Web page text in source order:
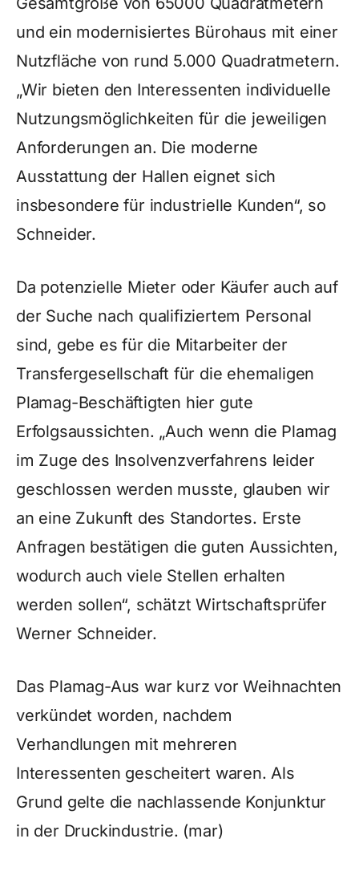
und ein modernisiertes Bürohaus mit einer
Nutzfläche von rund 5.000 Quadratmetern.
„Wir bieten den Interessenten individuelle
Nutzungsmöglichkeiten für die jeweiligen
Anforderungen an. Die moderne
Ausstattung der Hallen eignet sich
insbesondere für industrielle Kunden“, so
Schneider.
Da potenzielle Mieter oder Käufer auch auf
der Suche nach qualifiziertem Personal
sind, gebe es für die Mitarbeiter der
Transfergesellschaft für die ehemaligen
Plamag-Beschäftigten hier gute
Erfolgsaussichten. „Auch wenn die Plamag
im Zuge des Insolvenzverfahrens leider
geschlossen werden musste, glauben wir
an eine Zukunft des Standortes. Erste
Anfragen bestätigen die guten Aussichten,
wodurch auch viele Stellen erhalten
werden sollen“, schätzt Wirtschaftsprüfer
Werner Schneider.
Das Plamag-Aus war kurz vor Weihnachten
verkündet worden, nachdem
Verhandlungen mit mehreren
Interessenten gescheitert waren. Als
Grund gelte die nachlassende Konjunktur
in der Druckindustrie. (mar)